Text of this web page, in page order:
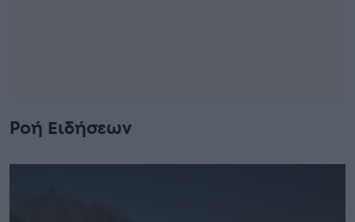
Ροή Ειδήσεων